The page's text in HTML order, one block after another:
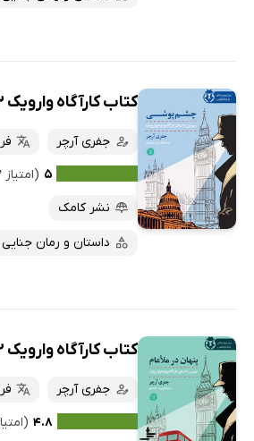
کتاب کارآگاه وارویک 3: چشم پوشی
جفری آرچر
۵ (امتیاز ۳ نفر)
نشر کامک
داستان و رمان
کتاب کارآگاه وارویک 2: پنهان در ملاعام
جفری آرچر
۴.۸ (امتیاز ۴